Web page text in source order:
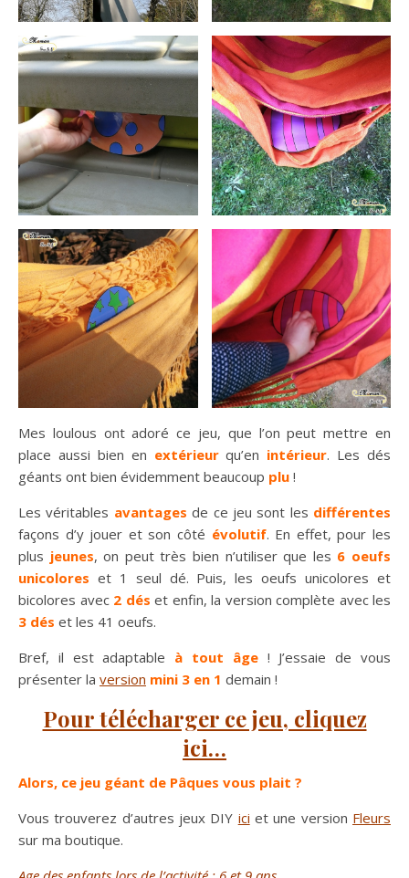
Mes loulous ont adoré ce jeu, que l’on peut mettre en
place aussi bien en extérieur qu’en intérieur. Les dés
géants ont bien évidemment beaucoup plu !
Les véritables avantages de ce jeu sont les différentes
façons d’y jouer et son côté évolutif. En effet, pour les
plus jeunes, on peut très bien n’utiliser que les 6 oeufs
unicolores et 1 seul dé. Puis, les oeufs unicolores et
bicolores avec 2 dés et enfin, la version complète avec les
3 dés et les 41 oeufs.
Bref, il est adaptable à tout âge! J’essaie de vous
présenter la version mini 3 en 1 demain !
Pour télécharger ce jeu, cliquez
ici…
Alors, ce jeu géant de Pâques vous plait ?
Vous trouverez d’autres jeux DIY ici et une version Fleurs
sur ma boutique.